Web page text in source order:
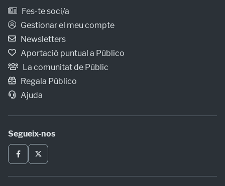
Fes-te soci/a
Gestionar el meu compte
Newsletters
Aportació puntual a Público
La comunitat de Públic
Regala Público
Ajuda
Segueix-nos